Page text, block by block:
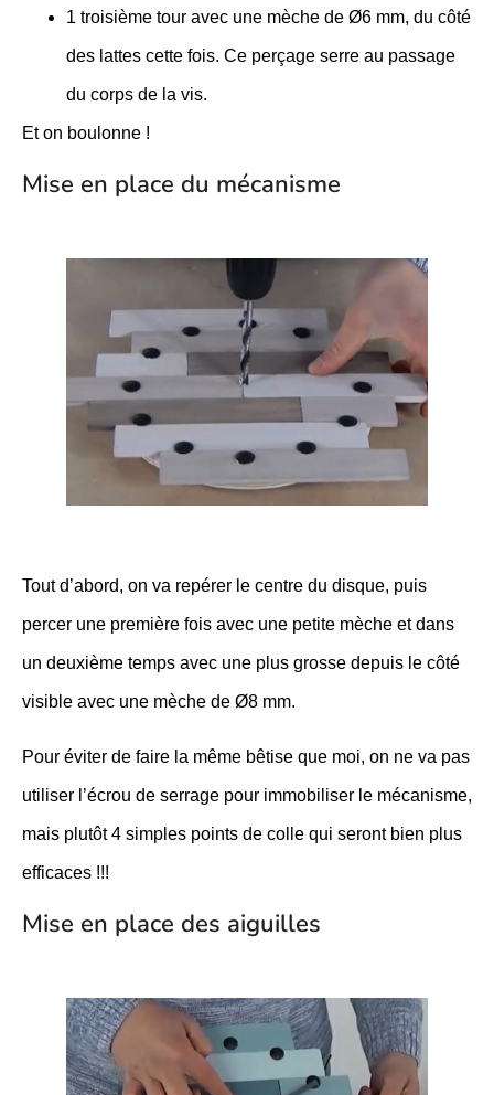
1 troisième tour avec une mèche de Ø6 mm, du côté
des lattes cette fois. Ce perçage serre au passage
du corps de la vis.
Et on boulonne !
Mise en place du mécanisme
Tout d’abord, on va repérer le centre du disque, puis
percer une première fois avec une petite mèche et dans
un deuxième temps avec une plus grosse depuis le côté
visible avec une mèche de Ø8 mm.
Pour éviter de faire la même bêtise que moi, on ne va pas
utiliser l’écrou de serrage pour immobiliser le mécanisme,
mais plutôt 4 simples points de colle qui seront bien plus
efficaces !!!
Mise en place des aiguilles